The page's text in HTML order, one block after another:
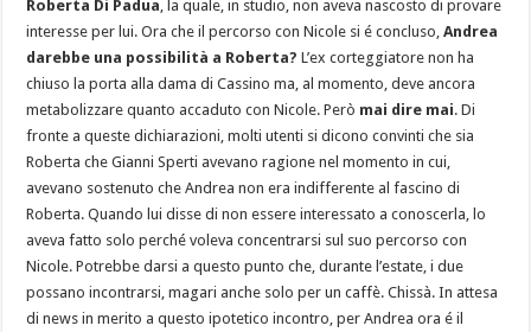
Roberta Di Padua, la quale, in studio, non aveva nascosto di provare
interesse per lui. Ora che il percorso con Nicole si é concluso,Andrea
darebbe una possibilità a Roberta? L’ex corteggiatore non ha
chiuso la porta alla dama di Cassino ma, al momento, deve ancora
metabolizzare quanto accaduto con Nicole. Però mai dire mai. Di
fronte a queste dichiarazioni, molti utenti si dicono convinti che sia
Roberta che Gianni Sperti avevano ragione nel momento in cui,
avevano sostenuto che Andrea non era indifferente al fascino di
Roberta. Quando lui disse di non essere interessato a conoscerla, lo
aveva fatto solo perché voleva concentrarsi sul suo percorso con
Nicole. Potrebbe darsi a questo punto che, durante l’estate, i due
possano incontrarsi, magari anche solo per un caffè. Chissà. In attesa
di news in merito a questo ipotetico incontro, per Andrea ora é il